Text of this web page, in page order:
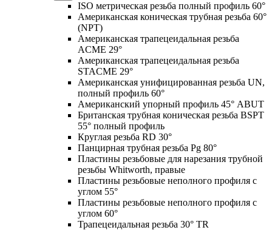
ISO метрическая резьба полный профиль 60°
Американская коническая трубная резьба 60°
(NPT)
Американская трапецеидальная резьба
ACME 29°
Американская трапецеидальная резьба
STACME 29°
Американская унифицированная резьба UN,
полный профиль 60°
Американский упорный профиль 45° ABUT
Британская трубная коническая резьба BSPT
55° полный профиль
Круглая резьба RD 30°
Панцирная трубная резьба Pg 80°
Пластины резьбовые для нарезания трубной
резьбы Whitworth, правые
Пластины резьбовые неполного профиля с
углом 55°
Пластины резьбовые неполного профиля с
углом 60°
Трапецеидальная резьба 30° TR